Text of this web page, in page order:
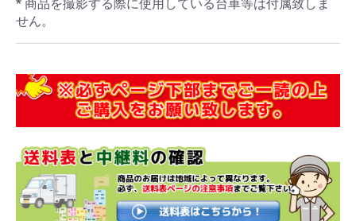
* 商品を撮影する際に使用している台車等は付属致しま
せん。